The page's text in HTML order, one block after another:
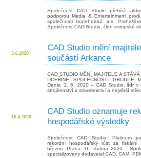
Společnost CAD Studio přebírá
podporou Media & Entertainment
společnosti boneheadZ a.s. Praha/
Společnost CAD Studio, člen evropské
3.6.2020
CAD Studio mění
součástí Arkance
CAD STUDIO MĚNÍ MAJITELE A
DCEŘINÉ SPOLEČNOSTI GROUPE
Denis, 2. 6. 2020 – CAD Studio, lídr v
strojírenství a stavebnictví a největší
16.4.2020
CAD Studio oznamuje
hospodářské výsledky
Společnost CAD Studio, Platinum
rekordní hospodářský růst za
březnu. Praha, 16. dubna 2020 –
specializovaný dodavatel CAD, CAM,